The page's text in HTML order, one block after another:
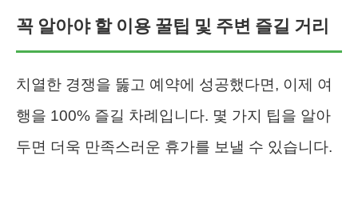
꼭 알아야 할 이용 꿀팁 및 주변 즐길 거리
치열한 경쟁을 뚫고 예약에 성공했다면, 이제 여
행을 100% 즐길 차례입니다. 몇 가지 팁을 알아
두면 더욱 만족스러운 휴가를 보낼 수 있습니다.